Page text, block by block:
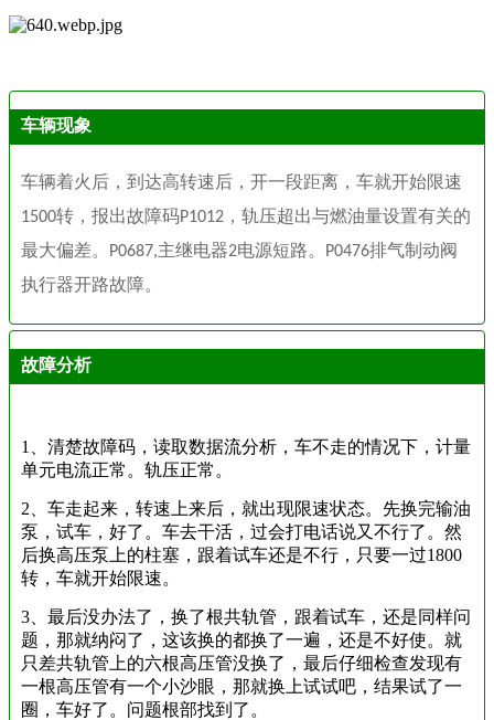
车辆现象
车辆着火后，到达高转速后，开一段距离，车就开始限速
1500转，报出故障码P1012 ，轨压超出与燃油量设置有关的
最大偏差。
P0687,主继电器2电源短路。 P0476排气制动阀
执行器开路故障。
故障分析
1、清楚故障码，读取数据流分析，车不走的情况下，计量
单元电流正常。轨压正常。
2、车走起来，转速上来后，就出现限速状态。先换完输油
泵，试车，好了。车去干活，过会打电话说又不行了。然
后换高压泵上的柱塞，跟着试车还是不行，只要一过1800
转，车就开始限速。
3、最后没办法了，换了根共轨管，跟着试车，还是同样问
题，那就纳闷了，这该换的都换了一遍，还是不好使。就
只差共轨管上的六根高压管没换了，最后仔细检查发现有
一根高压管有一个小沙眼，那就换上试试吧，结果试了一
圈，车好了。问题根部找到了。